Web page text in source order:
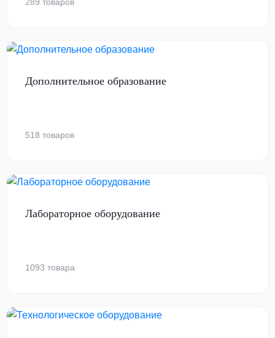
Дополнительное образование
518 товаров
Лабораторное оборудование
1093 товара